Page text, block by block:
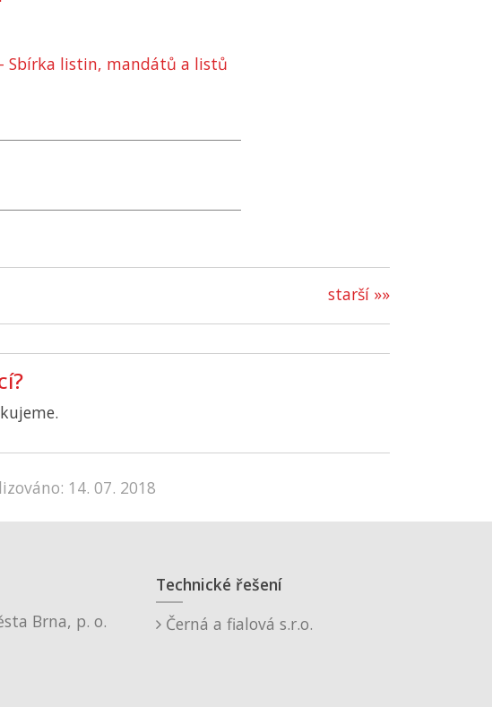
Sbírka listin, mandátů a listů
starší »»
14. 07. 2018
Brna, p. o.
Technické řešení
Černá a fialová s.r.o.